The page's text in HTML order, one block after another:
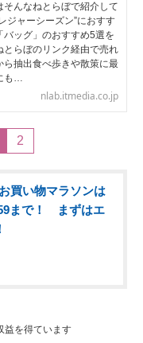
んなねとらぼで紹介して
ジャーシーズン”におすす
ッグ」のおすすめ5選を
らぼのリンク経由で売れ
抽出食べ歩きや散策に最
も…
nlab.itmedia.co.jp
2
買い物マラソンは
まで！ まずはエ
益を得ています